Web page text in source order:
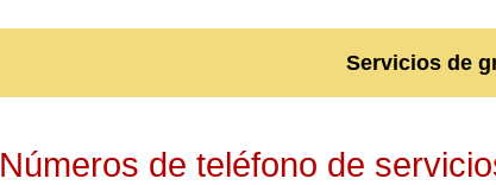
Servicios de
Números de teléfono de